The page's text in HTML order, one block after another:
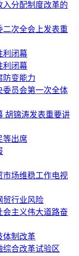
入分配制度改革的
二次全会上发表重
利闭幕
利闭幕
防变能力
委员会第一次全体
胡锦涛发表重要讲
等出席
市场维稳工作电视
贸行业风险
会主义伟大道路奋
体制改革
综合改革试验区